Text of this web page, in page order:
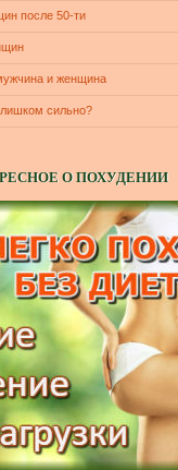
после 50-ти
и женщина
сильно?
О ПОХУДЕНИИ